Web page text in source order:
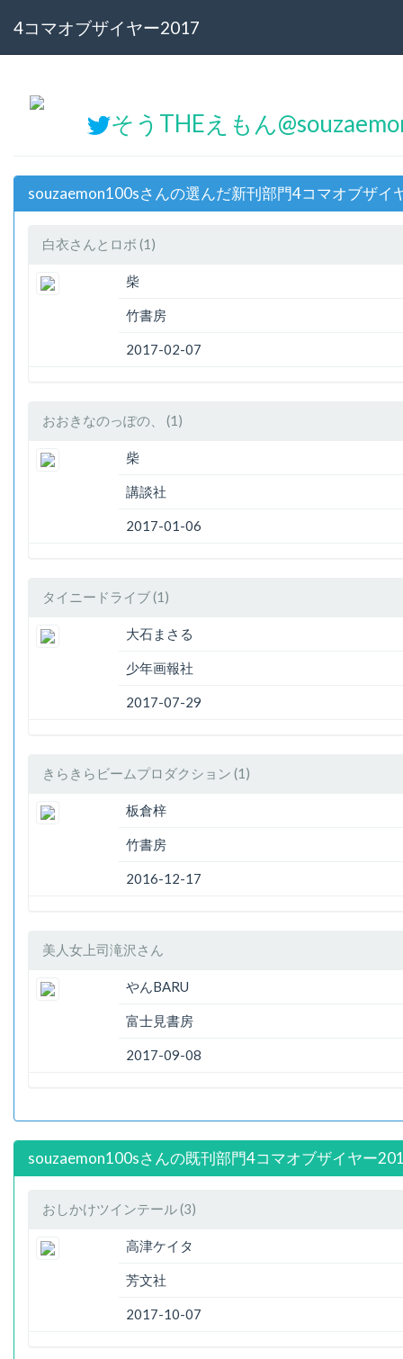
4コマオブザイヤー2017
そうTHEえもん
souzaemon100sさんの選んだ新刊部門4コマオブザイ
白衣さんとロボ (1)
柴
竹書房
2017-02-07
おおきなのっぽの、 (1)
柴
講談社
2017-01-06
タイニードライブ (1)
大石まさる
少年画報社
2017-07-29
きらきらビームプロダクション (1)
板倉梓
竹書房
2016-12-17
美人女上司滝沢さん
やんBARU
富士見書房
2017-09-08
souzaemon100sさんの既刊部門4コマオブザイヤー
おしかけツインテール (3)
高津ケイタ
芳文社
2017-10-07